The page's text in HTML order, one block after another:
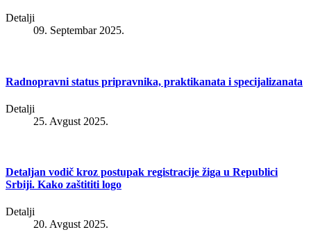
Detalji
09. Septembar 2025.
Radnopravni status pripravnika, praktikanata i specijalizanata
Detalji
25. Avgust 2025.
Detaljan vodič kroz postupak registracije žiga u Republici
Srbiji. Kako zaštititi logo
Detalji
20. Avgust 2025.